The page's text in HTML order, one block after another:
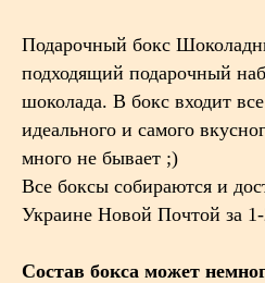
Подарочный бокс
подходящий подарочный
шоколада. В бокс входит
идеального и самого
много не бывает ;)
Все боксы собираются и
Украине Новой Почтой за
Состав бокса может